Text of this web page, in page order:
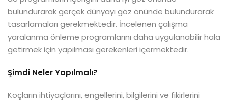
bulundurarak gerçek dünyayı göz önünde bulundurarak
tasarlamaları gerekmektedir. İncelenen çalışma
yaralanma önleme programlarını daha uygulanabilir hala
getirmek için yapılması gerekenleri içermektedir.
Şimdi Neler Yapılmalı?
Koçların ihtiyaçlarını, engellerini, bilgilerini ve fikirlerini